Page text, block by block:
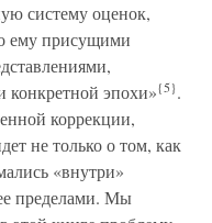
систему оценок,
ему присущими
конкретной эпохи»{5}.
коррекции,
не только о том, как
«внутри»
пределами. Мы